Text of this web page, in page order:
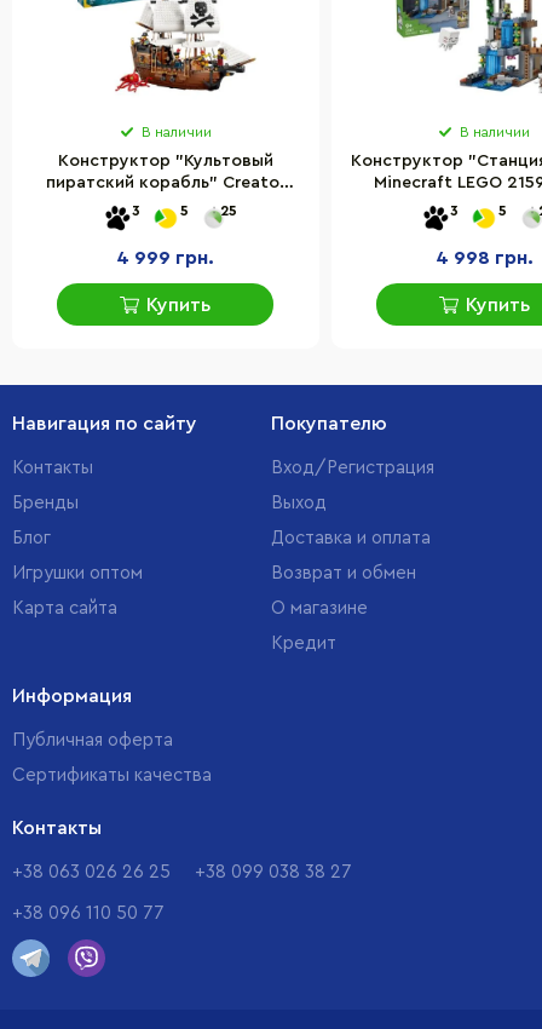
В наличии
Конструктор "Культовый
пиратский корабль" Creator
LEGO 31387, 1074 детали
3 5 25
4 999 грн.
Купить
В наличии
Конструктор
Minecraft LEGO
детали
3 5
4 998 грн.
Купить
Навигация по сайту
Контакты
Бренды
Блог
Игрушки оптом
Карта сайта
Покупателю
Вход/Регистрация
Выход
Доставка и оплата
Возврат и обмен
О магазине
Кредит
Информация
Публичная оферта
Сертификаты качества
Контакты
+38 063 026 26 25 +38 099 038 38 27
+38 096 110 50 77